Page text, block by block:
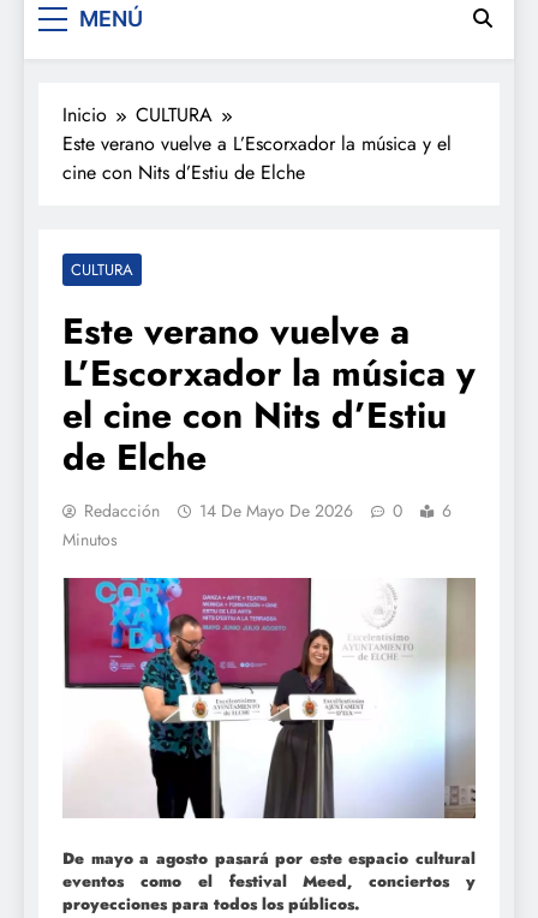
MENÚ
Inicio
CULTURA
Este verano vuelve a L’Escorxador la música y el
cine con Nits d’Estiu de Elche
CULTURA
Este verano vuelve a
L’Escorxador la música y
el cine con Nits d’Estiu
de Elche
Redacción 14 De Mayo De 2026 0
6
Minutos
De mayo a agosto pasará por este espacio cultural
eventos como el festival Meed, conciertos y
proyecciones para todos los públicos.